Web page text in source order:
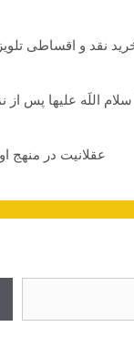
نقد و اقساطی
اللَه علیها پس از
عقلانیت در منهج